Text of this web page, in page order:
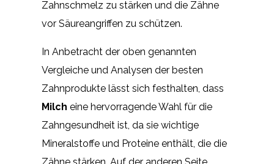
Zahnschmelz zu stärken und die Zähne
vor Säureangriffen zu schützen.
In Anbetracht der oben genannten
Vergleiche und Analysen der besten
Zahnprodukte lässt sich festhalten, dass
Milch eine hervorragende Wahl für die
Zahngesundheit ist, da sie wichtige
Mineralstoffe und Proteine enthält, die die